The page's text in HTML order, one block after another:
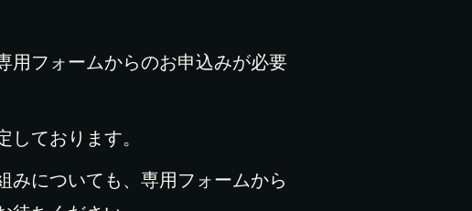
用フォームからのお申込みが必要
ております。
みについても、専用フォームから